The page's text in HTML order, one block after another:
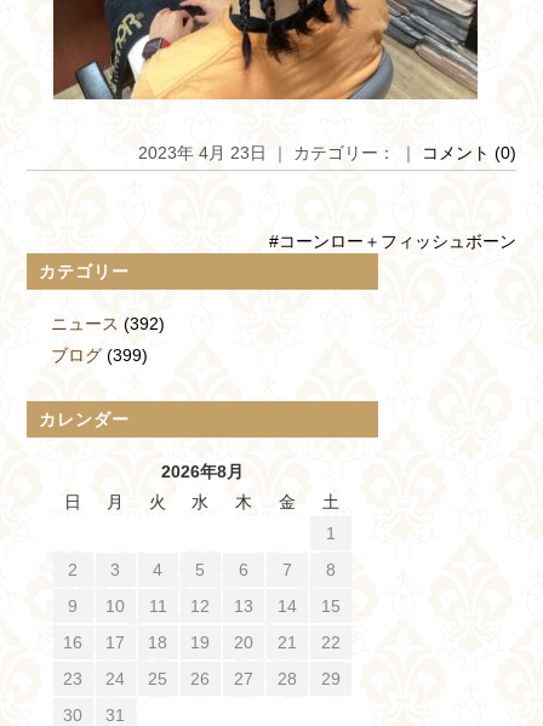
2023年 4月 23日 ｜ カテゴリー： ｜ コメント (0)
#コーンロー＋フィッシュボーン
カテゴリー
ニュース (392)
ブログ(399)
カレンダー
2026年8月
日
月 火 水 木 金
土
1
2
3 4 5 6 7
8
9
10 11 12 13 14
15
16
17 18 19 20 21
22
23
24 25 26 27 28
29
30
31